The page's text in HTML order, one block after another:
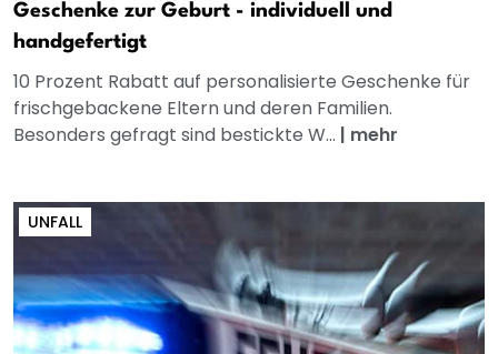
Geschenke zur Geburt - individuell und
handgefertigt
10 Prozent Rabatt auf personalisierte Geschenke für
frischgebackene Eltern und deren Familien.
Besonders gefragt sind bestickte W... | mehr
UNFALL